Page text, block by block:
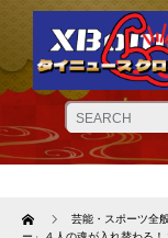
Home 芸能・スポーツ全